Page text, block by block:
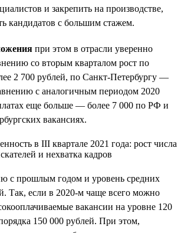
и закрепить на производстве,
кандидатов с большим стажем.
при этом в отрасли уверенно
со вторым кварталом рост по
2 700 рублей, по Санкт-Петербургу —
с аналогичным периодом 2020
еще больше — более 7 000 по РФ и
вакансиях.
с прошлым годом и уровень средних
Так, если в 2020-м чаще всего можно
вакансии на уровне 120
150 000 рублей. При этом,